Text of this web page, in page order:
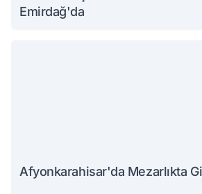
Emirdağ'da
Afyonkarahisar'da Mezarlıkta